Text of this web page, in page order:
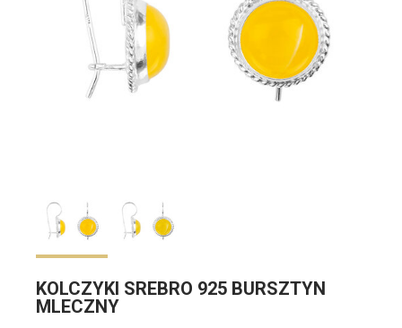
KOLCZYKI SREBRO 925 BURSZTYN
MLECZNY